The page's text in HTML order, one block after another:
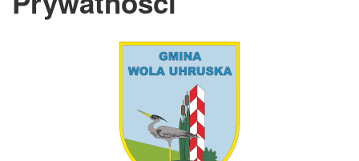
REGON
GODZINY URZĘDOWANIA